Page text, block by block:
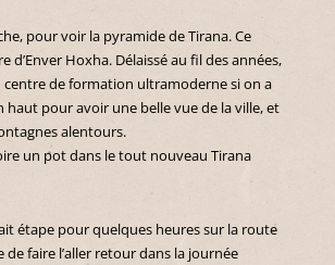
pour voir la pyramide de Tirana. Ce
Hoxha. Délaissé au fil des années,
de formation ultramoderne si on a
pour avoir une belle vue de la ville, et
alentours.
un pot dans le tout nouveau Tirana
étape pour quelques heures sur la route
faire l’aller retour dans la journée